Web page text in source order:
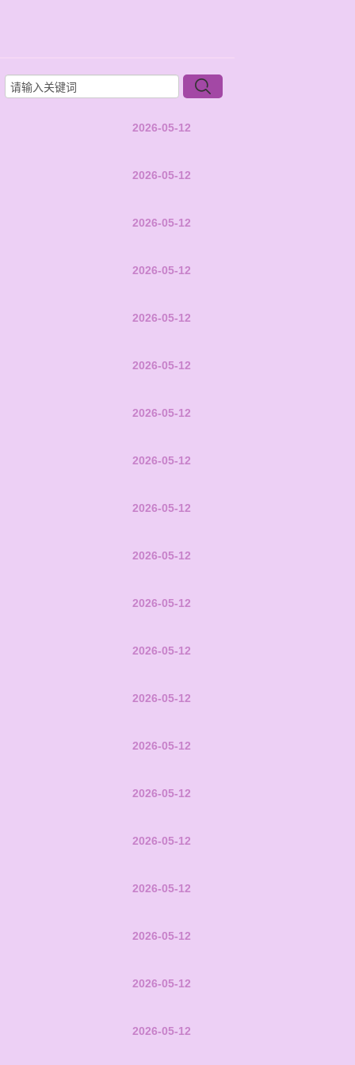
2026-05-12
2026-05-12
2026-05-12
2026-05-12
2026-05-12
2026-05-12
2026-05-12
2026-05-12
2026-05-12
2026-05-12
2026-05-12
2026-05-12
2026-05-12
2026-05-12
2026-05-12
2026-05-12
2026-05-12
2026-05-12
2026-05-12
2026-05-12